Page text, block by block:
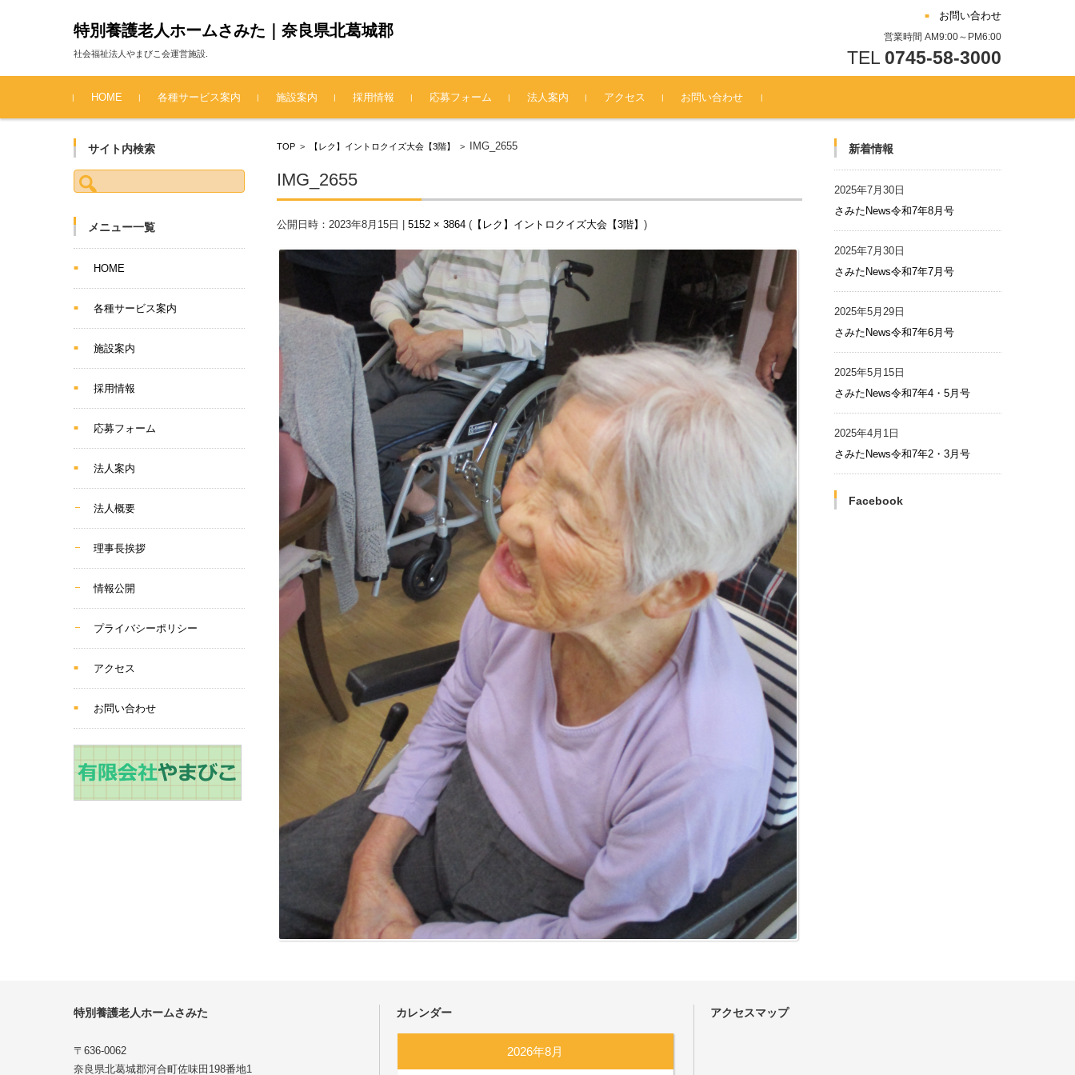
特別養護老人ホームさみた｜奈良県北葛城郡
社会福祉法人やまびこ会運営施設.
お問い合わせ
営業時間 AM9:00～PM6:00
TEL 0745-58-3000
コンテンツに移動
HOME
各種サービス案内 施設案内 採用情報 応募フォーム 法人案内 アクセス お問い合わせ
TOP > 【レク】イントロクイズ大会【3階】 > IMG_2655
IMG_2655
公開日時：2023年8月15日 |5152 × 3864 ( 【レク】イントロクイズ大会【3階】)
サイト内検索
検索:
メニュー一覧
HOME
各種サービス案内
施設案内
採用情報
応募フォーム
法人案内
法人概要
理事長挨拶
情報公開
プライバシーポリシー
アクセス
お問い合わせ
新着情報
2025年7月30日
さみたNews令和7年8月号
2025年7月30日
さみたNews令和7年7月号
2025年5月29日
さみたNews令和7年6月号
2025年5月15日
さみたNews令和7年4・5月号
2025年4月1日
さみたNews令和7年2・3月号
Facebook
特別養護老人ホームさみた
〒636-0062
奈良県北葛城郡河合町佐味田198番地1
カレンダー
2026年8月
アクセスマップ